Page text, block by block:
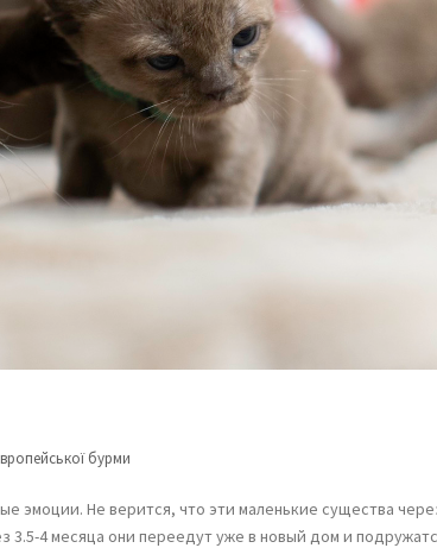
бурми
эмоции. Не верится, что эти маленькие существа
3.5-4 месяца они переедут уже в новый дом и